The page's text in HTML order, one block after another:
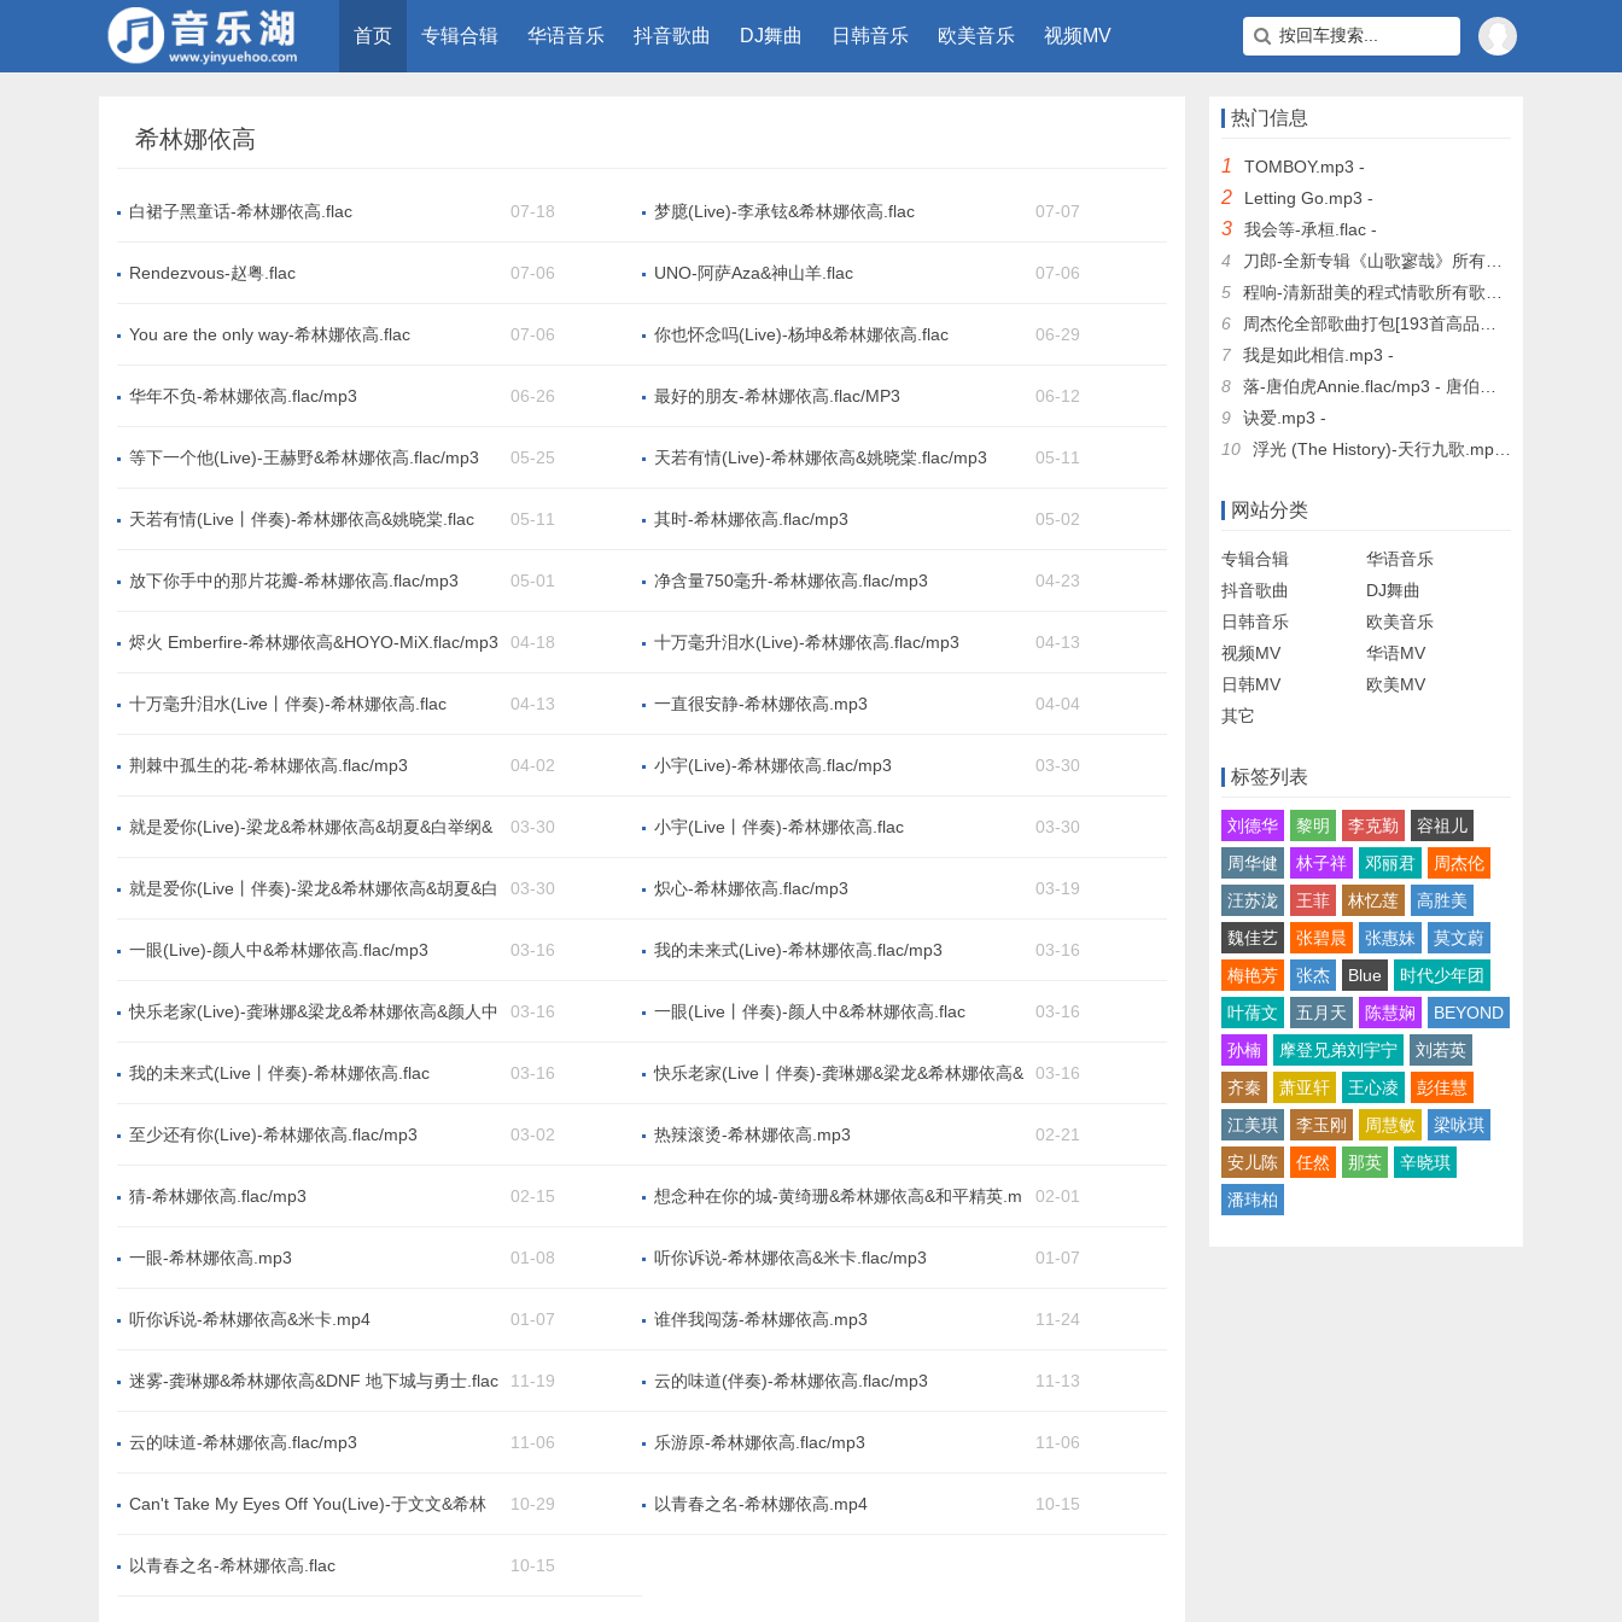
首页 专辑合辑 华语音乐 抖音歌曲 DJ舞曲 日韩音乐 欧美音乐 视频MV
希林娜依高
白裙子黑童话-希林娜依高.flac 07-18 梦臆(Live)-李承铉&希林娜依高.flac 07-07
Rendezvous-赵粤.flac 07-06 UNO-阿萨Aza&神山羊.flac 07-06
You are the only way-希林娜依高.flac 07-06 你也怀念吗(Live)-杨坤&希林娜依高.flac 06-29
华年不负-希林娜依高.flac/mp3 06-26 最好的朋友-希林娜依高.flac/MP3 06-12
等下一个他(Live)-王赫野&希林娜依高.flac/mp3 05-25 天若有情(Live)-希林娜依高&姚晓棠.flac/mp3 05-11
天若有情(Live丨伴奏)-希林娜依高&姚晓棠.flac 05-11 其时-希林娜依高.flac/mp3 05-02
放下你手中的那片花瓣-希林娜依高.flac/mp3 05-01 净含量750毫升-希林娜依高.flac/mp3 04-23
烬火 Emberfire-希林娜依高&HOYO-MiX.flac/mp3 04-18 十万毫升泪水(Live)-希林娜依高.flac/mp3 04-13
十万毫升泪水(Live丨伴奏)-希林娜依高.flac 04-13 一直很安静-希林娜依高.mp3 04-04
荆棘中孤生的花-希林娜依高.flac/mp3 04-02 小宇(Live)-希林娜依高.flac/mp3 03-30
就是爱你(Live)-梁龙&希林娜依高&胡夏&白举纲&
03-30 小宇(Live丨伴奏)-希林娜依高.flac 03-30
就是爱你(Live丨伴奏)-梁龙&希林娜依高&胡夏&白
03-30 炽心-希林娜依高.flac/mp3 03-19
一眼(Live)-颜人中&希林娜依高.flac/mp3 03-16 我的未来式(Live)-希林娜依高.flac/mp3 03-16
快乐老家(Live)-龚琳娜&梁龙&希林娜依高&颜人中
03-16 一眼(Live丨伴奏)-颜人中&希林娜依高.flac 03-16
我的未来式(Live丨伴奏)-希林娜依高.flac 03-16
快乐老家(Live丨伴奏)-龚琳娜&梁龙&希林娜依高&
03-16
至少还有你(Live)-希林娜依高.flac/mp3 03-02 热辣滚烫-希林娜依高.mp3 02-21
猜-希林娜依高.flac/mp3 02-15
想念种在你的城-黄绮珊&希林娜依高&和平精英.m
02-01
一眼-希林娜依高.mp3 01-08 听你诉说-希林娜依高&米卡.flac/mp3 01-07
听你诉说-希林娜依高&米卡.mp4 01-07 谁伴我闯荡-希林娜依高.mp3 11-24
迷雾-龚琳娜&希林娜依高&DNF 地下城与勇士.flac 11-19 云的味道(伴奏)-希林娜依高.flac/mp3 11-13
云的味道-希林娜依高.flac/mp3 11-06 乐游原-希林娜依高.flac/mp3 11-06
Can't Take My Eyes Off You(Live)-于文文&希林
10-29 以青春之名-希林娜依高.mp4 10-15
以青春之名-希林娜依高.flac 10-15
热门信息
1 TOMBOY.mp3 -
2 Letting Go.mp3 -
3
我会等-承桓.flac -
4
刀郎-全新专辑《山歌寥哉》所有歌曲合集无损FLAC打包下载 -
5
程响-清新甜美的程式情歌所有歌曲合集[无损FLAC+高品质MP3]下载 -
6
周杰伦全部歌曲打包[193首高品质MP3+无损FLAC] -
7
我是如此相信.mp3 -
8
落-唐伯虎Annie.flac/mp3 - 唐伯虎Annie
9
诀爱.mp3 -
10
浮光 (The History)-天行九歌.mp3 -
网站分类
专辑合辑
华语音乐
抖音歌曲
DJ舞曲
日韩音乐
欧美音乐
视频MV
华语MV
日韩MV
欧美MV
其它
标签列表
刘德华 黎明 李克勤
容祖儿
周华健
林子祥 邓丽君
周杰伦
汪苏泷
王菲 林忆莲
高胜美
魏佳艺
张碧晨 张惠妹
莫文蔚
梅艳芳
张杰 Blue
时代少年团
叶蒨文
五月天 陈慧娴
BEYOND
孙楠
摩登兄弟刘宇宁
刘若英
齐秦
萧亚轩 王心凌
彭佳慧
江美琪
李玉刚 周慧敏
梁咏琪
安儿陈
任然 那英
辛晓琪
潘玮柏